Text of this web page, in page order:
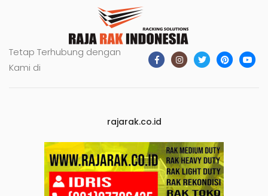
Tetap Terhubung dengan
Kami di
rajarak.co.id